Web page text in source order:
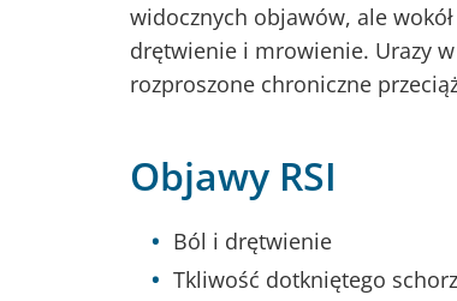
widocznych objawów, ale
drętwienie i mrowienie. Urazy
rozproszone chroniczne
Objawy RSI
Ból i drętwienie
Tkliwość dotkniętego